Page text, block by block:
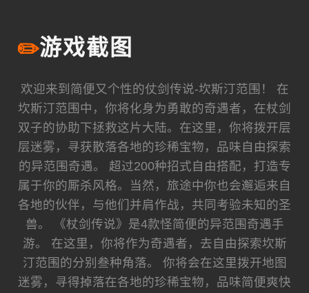
✏️游戏截图
欢迎来到简便又个性的仗剑传说-坎斯汀范围！ 在
坎斯汀范围中，你将化身为勇敢的奇遇者，在杖剑
双子的协助下拯救这片大陆。在这里，你将拨开层
层迷雾，寻获散落各地的珍稀宝物，品味自由探索
的异范围奇遇。 超过200种招式自由搭配，打造专
属于你的厮杀风格。当然，旅途中你也会邂逅来自
各地的伙伴，与他们并肩作战，共同考验未知的圣
兽。 《杖剑传说》是4款怪简便的异范围奇遇手
游。 在这里，你将作为奇遇者，去自由探索坎斯
汀范围的分别叁种角落。 你将会在这里拨开地图
迷雾，寻得掉落在各地的珍稀宝物，品味简便爽快